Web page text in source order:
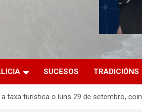
SUCESOS TRADICIÓNS
taxa turística o luns 29 de setembro,